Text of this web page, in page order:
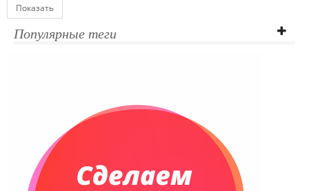
Показать
Популярные теги